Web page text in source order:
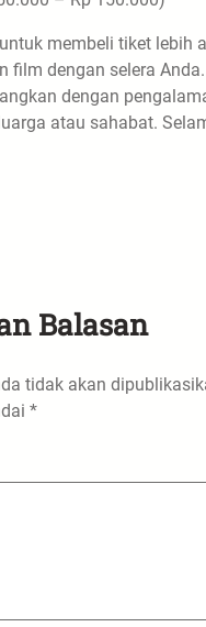
membeli tiket lebih
film dengan selera
dengan
atau sahabat.
Balasan
tidak akan
*